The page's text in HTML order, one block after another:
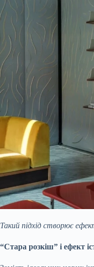
Такий підхід створює
“Стара розкіш” і ефект